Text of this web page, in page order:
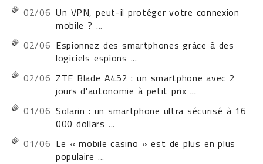
02/06 Un VPN, peut-il protéger votre connexion
mobile ? ...
02/06 Espionnez des smartphones grâce à des
logiciels espions ...
02/06 ZTE Blade A452 : un smartphone avec 2
jours d'autonomie à petit prix ...
01/06 Solarin : un smartphone ultra sécurisé à 16
000 dollars ...
01/06 Le « mobile casino » est de plus en plus
populaire ...